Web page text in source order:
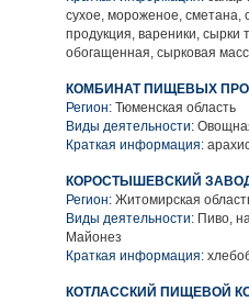
сухое, мороженое, сметана,
продукция, вареники,
обогащенная, сырковая
КОМБИНАТ ПИЩЕВЫХ
Регион: Тюменская область
Виды деятельности:
Краткая информация:
КОРОСТЫШЕВСКИЙ
Регион: Житомирская
Виды деятельности: Пиво,
Майонез
Краткая информация:
КОТЛАССКИЙ ПИЩЕВОЙ